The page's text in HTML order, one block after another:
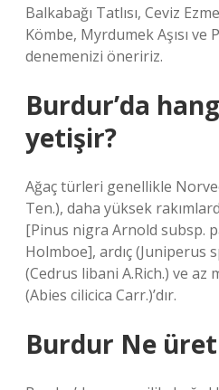
Balkabağı Tatlısı, Ceviz
Kömbe, Myrdumek Aşısı ve
denemenizi öneririz.
Burdur’da
yetişir?
Ağaç türleri genellikle
Ten.), daha yüksek
[Pinus nigra Arnold subsp.
Holmboe], ardıç (Juniperus
(Cedrus libani A.Rich.) ve
(Abies cilicica Carr.)’dır.
Burdur Ne